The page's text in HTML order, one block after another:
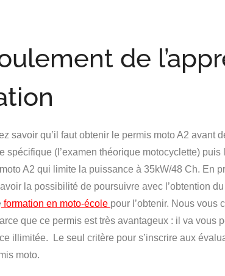
de
savoir qu’il faut obtenir le permis moto A2 avant
spécifique (l’examen théorique motocyclette)
A2 qui limite la puissance à 35kW/48 Ch. En
la possibilité de poursuivre avec l’obtention
formation en moto-école pour l’obtenir. Nous vous
que ce permis est très avantageux : il va vous
illimitée.
Le seul critère pour s’inscrire aux
moto.